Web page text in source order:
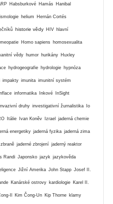
Habsburkové Hamás Hanibal
helium Hernán Cortés
historie vědy HIV hlavní
Homo sapiens homosexualita
vědy humor hurikány Huxley
hydrogeografie hydrologie hypnóza
impakty imunita imunitní systém
informatika Inkové InSight
druhy investigativní žurnalistika Io
Itálie Ivan Koněv Izrael jaderná chemie
energetiky jaderná fyzika jaderná zima
jaderné zbrojení jaderný reaktor
Randi Japonsko jazyk jazykověda
Jižní Amerika John Stapp Josef II.
Kanárské ostrovy kardiologie Karel II.
Il Kim Čong-Un Kip Thorne klamy